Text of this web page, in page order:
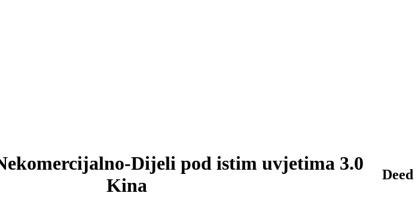
Dijeli pod istim uvjetima 3.0
Kina
Deed